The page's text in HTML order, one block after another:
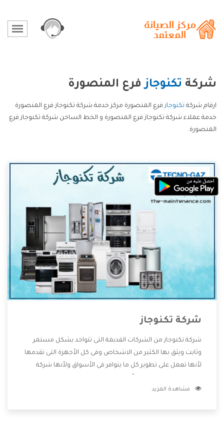
شركة تكنوجازفرع المنصورة
ارقام شركة تكنوجازفرع المنصورة مركز خدمة شركة تكنوجاز فرع المنصورة
خدمة عملاء شركة تكنوجاز فرع المنصورة و الخط الساخن شركة تكنوجاز فرع
المنصورة.
شركة تكنوجاز
شركة تكنوجاز من الشركات القديمة التى تتواجد بشكل مستمر
وثابت ويثق بها الكثير من الاشخاص وفى كل الأجهزة التى تقدمها
لأنها تعمل على تطوير كل ما يتوافر فى الأسواق ولأنها شركة
وتقدم للعملاء أقوى العروض والخصومات التى تسهل على
مشاهدة المزيد